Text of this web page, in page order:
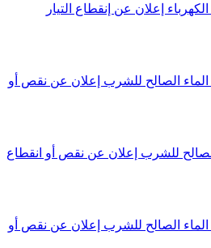
إعلان عن إنقطاع التيار
الصالح للشرب إعلان عن نقص أو
للشرب إعلان عن نقص أو انقطاع
الصالح للشرب إعلان عن نقص أو